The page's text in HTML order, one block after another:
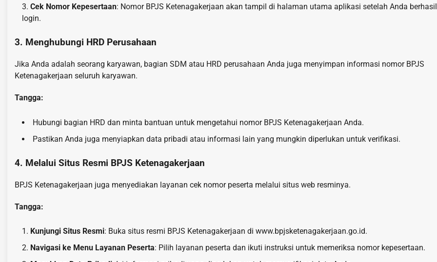
Cek Nomor Kepesertaan: Nomor BPJS Ketenagakerjaan akan tampil di halaman utama aplikasi setelah Anda berhasil
login.
3. Menghubungi HRD Perusahaan
Jika Anda adalah seorang karyawan, bagian SDM atau HRD perusahaan Anda juga menyimpan informasi nomor BPJS
Ketenagakerjaan seluruh karyawan.
Tangga:
Hubungi bagian HRD dan minta bantuan untuk mengetahui nomor BPJS Ketenagakerjaan Anda.
Pastikan Anda juga menyiapkan data pribadi atau informasi lain yang mungkin diperlukan untuk verifikasi.
4. Melalui Situs Resmi BPJS Ketenagakerjaan
BPJS Ketenagakerjaan juga menyediakan layanan cek nomor peserta melalui situs web resminya.
Tangga:
Kunjungi Situs Resmi: Buka situs resmi BPJS Ketenagakerjaan di www.bpjsketenagakerjaan.go.id.
Navigasi ke Menu Layanan Peserta: Pilih layanan peserta dan ikuti instruksi untuk memeriksa nomor kepesertaan.